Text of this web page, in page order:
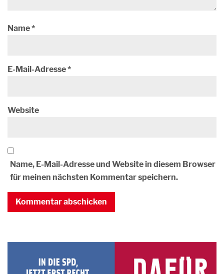
Name*
E-Mail-Adresse*
Website
Name, E-Mail-Adresse und Website in diesem Browser
für meinen nächsten Kommentar speichern.